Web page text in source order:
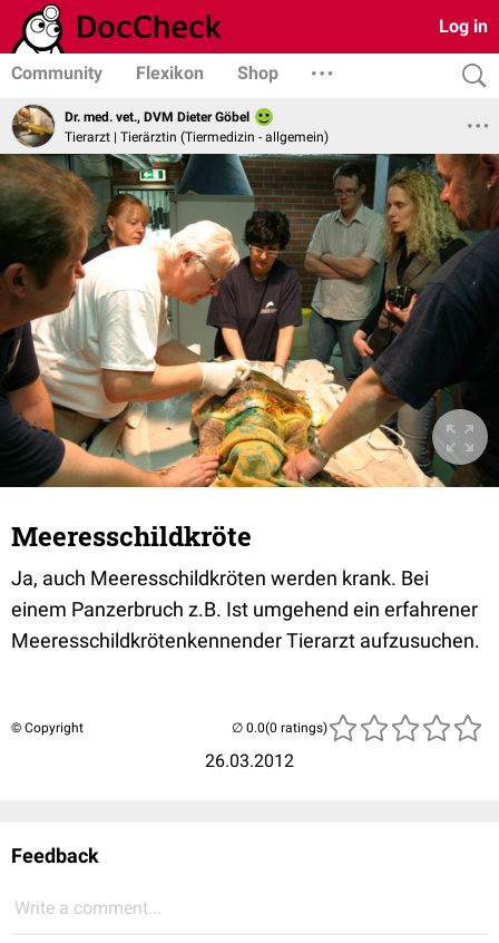
Log in
Community Flexikon Shop
Dr. med. vet., DVM Dieter Göbel
Tierarzt | Tierärztin (Tiermedizin - allgemein)
Meeresschildkröte
Ja, auch Meeresschildkröten werden krank. Bei
einem Panzerbruch z.B. Ist umgehend ein erfahrener
Meeresschildkrötenkennender Tierarzt aufzusuchen.
© Copyright
26.03.2012
(0 ratings)
Feedback
Write a comment...